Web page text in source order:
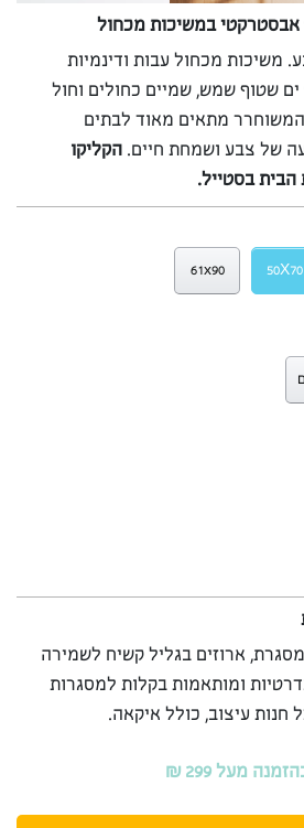
אבסטרקטי במשיכות מכחול
משיכות מכחול עבות ודינמיות
שטוף שמש, שמיים כחולים וחול
והמשוחרר מתאים מאוד לבתים
של צבע ושמחת חיים. הקליקו
בסטייל.
50X70
61x90
ארוזים בגליל קשיח לשמירה
ומותאמות בקלות למסגרות
חנות עיצוב, כולל איקאה.
מעל 299 ₪